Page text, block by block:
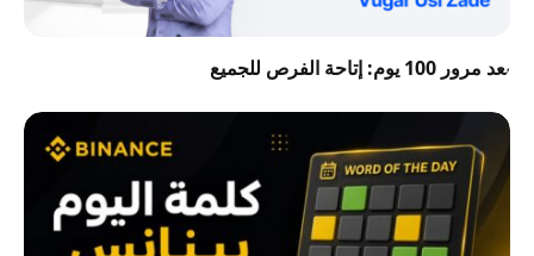
بعد مرور 100 يوم: إتاحة الفرص للجميع